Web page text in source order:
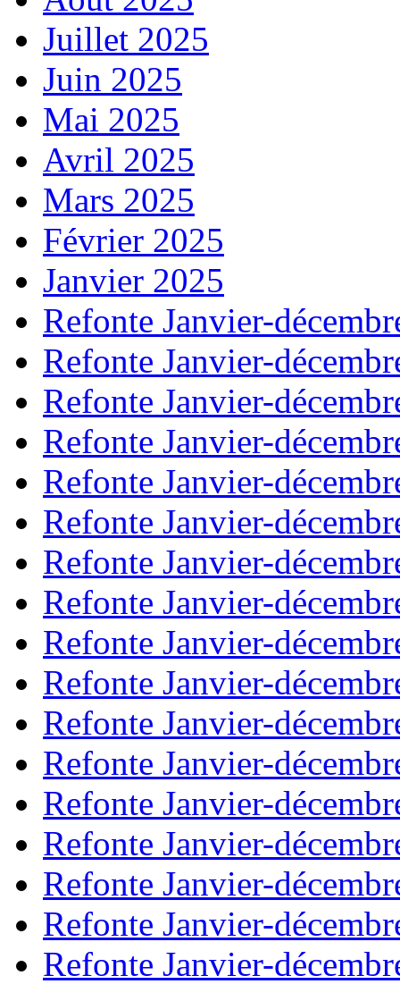
Juillet 2025
Juin 2025
Mai 2025
Avril 2025
Mars 2025
Février 2025
Janvier 2025
Refonte Janvier-
Refonte Janvier-
Refonte Janvier-
Refonte Janvier-
Refonte Janvier-
Refonte Janvier-
Refonte Janvier-
Refonte Janvier-
Refonte Janvier-
Refonte Janvier-
Refonte Janvier-
Refonte Janvier-
Refonte Janvier-
Refonte Janvier-
Refonte Janvier-
Refonte Janvier-
Refonte Janvier-